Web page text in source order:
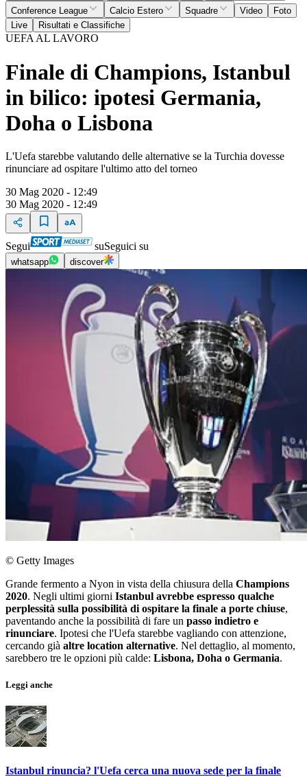
Conference League
Calcio Estero Squadre Video
Foto
Live
Risultati e Classifiche
UEFA AL LAVORO
Finale di Champions, Istanbul
in bilico: ipotesi Germania,
Doha o Lisbona
L'Uefa starebbe valutando delle alternative se la Turchia dovesse
rinunciare ad ospitare l'ultimo atto del torneo
30 Mag 2020 - 12:49
30 Mag 2020 - 12:49
Segui suSeguici su
whatsapp discover
© Getty Images
Grande fermento a Nyon in vista della chiusura della Champions
2020. Negli ultimi giorni Istanbul avrebbe espresso qualche
perplessità sulla possibilità di ospitare la finale a porte chiuse,
paventando anche la possibilità di fare un passo indietro e
rinunciare. Ipotesi che l'Uefa starebbe vagliando con attenzione,
cercando già altre location alternative. Nel dettaglio, al momento,
sarebbero tre le opzioni più calde: Lisbona, Doha o Germania.
Leggi anche
Istanbul rinuncia? l'Uefa cerca una nuova sede per la finale